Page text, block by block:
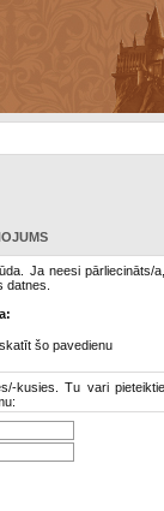
Ja neesi pārliecināts/
datnes.
šo pavedienu
kusies. Tu vari